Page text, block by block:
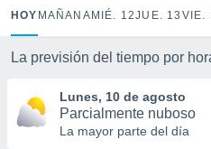
calidad.
a este
las
y
forma
HOY MAÑANA MIÉ. 12JUE. 13 VIE.
La previsión del tiempo por
Lunes, 10 de agosto
Parcialmente nuboso
La mayor parte del día